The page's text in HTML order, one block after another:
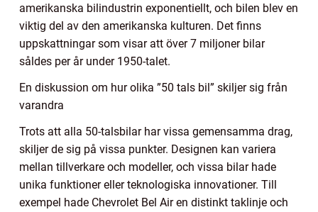
amerikanska bilindustrin exponentiellt, och bilen blev en
viktig del av den amerikanska kulturen. Det finns
uppskattningar som visar att över 7 miljoner bilar
såldes per år under 1950-talet.
En diskussion om hur olika ”50 tals bil” skiljer sig från
varandra
Trots att alla 50-talsbilar har vissa gemensamma drag,
skiljer de sig på vissa punkter. Designen kan variera
mellan tillverkare och modeller, och vissa bilar hade
unika funktioner eller teknologiska innovationer. Till
exempel hade Chevrolet Bel Air en distinkt taklinje och